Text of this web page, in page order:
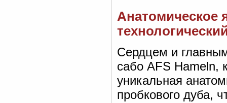
Анатомическое
Сердцем и
сабо AFS Hameln,
уникальная
пробкового дуба,